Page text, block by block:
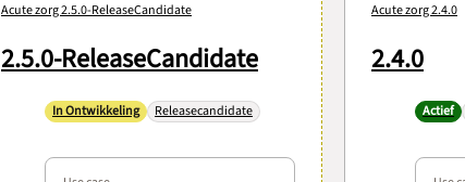
Acute zorg 2.5.0-ReleaseCandidate
2.5.0-ReleaseCandidate
In Ontwikkeling Releasecandidate
Acute zorg 2.4.0
2.4.0
Actief